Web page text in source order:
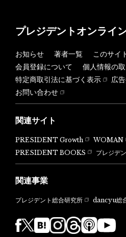
プレジデントオンライ
お知らせ 著者一覧
このサイ
会員登録について
個人情報の
特定商取引法に基づく表示
広
お問い合わせ
関連サイト
PRESIDENT Growth WOMAN
PRESIDENT BOOKS
プレジデ
関連事業
プレジデント総合研究所 dancyu総